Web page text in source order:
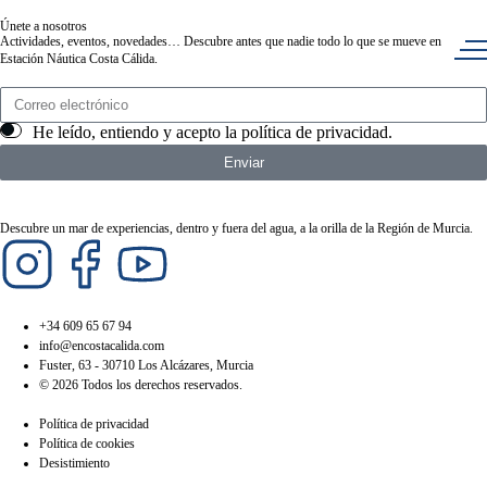
Únete a nosotros
Actividades, eventos, novedades… Descubre antes que nadie todo lo que se mueve en
Estación Náutica Costa Cálida.
He leído, entiendo y acepto la política de privacidad.
Enviar
Descubre un mar de experiencias, dentro y fuera del agua, a la orilla de la Región de Murcia.
+34 609 65 67 94
info@encostacalida.com
Fuster, 63 - 30710 Los Alcázares, Murcia
© 2026 Todos los derechos reservados.
Política de privacidad
Política de cookies
Desistimiento